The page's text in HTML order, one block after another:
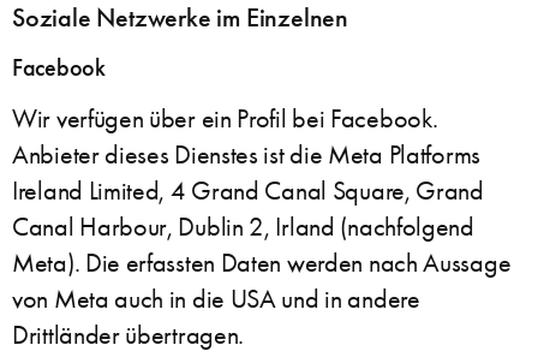
Soziale Netzwerke im Einzelnen
Facebook
Wir verfügen über ein Profil bei Facebook.
Anbieter dieses Dienstes ist die Meta Platforms
Ireland Limited, 4 Grand Canal Square, Grand
Canal Harbour, Dublin 2, Irland (nachfolgend
Meta). Die erfassten Daten werden nach Aussage
von Meta auch in die USA und in andere
Drittländer übertragen.